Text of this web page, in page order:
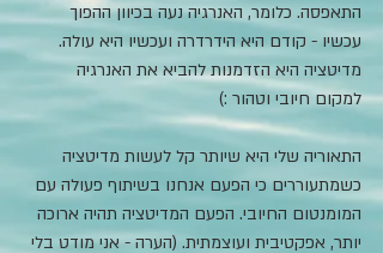
התאפסה. כלומר, האנרגיה נעה בכיוון ההפוך
עכשיו - קודם היא הידרדרה ועכשיו היא עולה.
מדיטציה היא הזדמנות להביא את האנרגיה
למקום חיובי וטהור :)
התאוריה שלי היא שיותר קל לעשות מדיטציה
כשמתעוררים כי הפעם אנחנו בשיתוף פעולה עם
המומנטום החיובי. הפעם המדיטציה תהיה ארוכה
יותר, אפקטיבית ועוצמתית. (הערה - אני מודט בלי